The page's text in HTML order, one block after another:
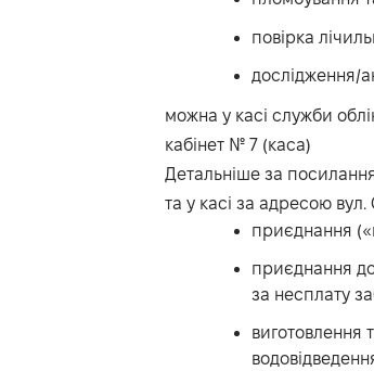
повірка
дослідження/
можна у касі служби
кабінет № 7 (каса)
Детальніше за
та у касі за адресою
приєднання
приєднання
за несплату
виготовлення